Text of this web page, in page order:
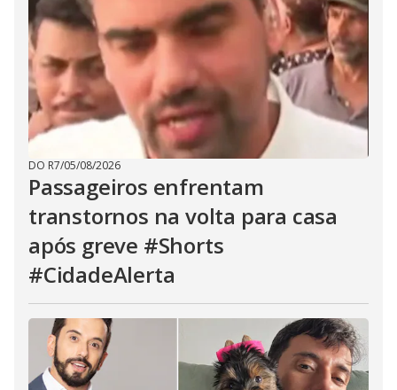
DO R7/05/08/2026
Passageiros enfrentam
transtornos na volta para casa
após greve #Shorts
#CidadeAlerta